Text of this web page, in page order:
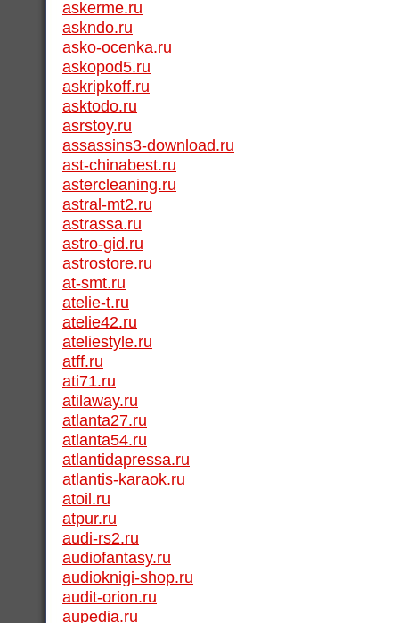
askerme.ru
askndo.ru
asko-ocenka.ru
askopod5.ru
askripkoff.ru
asktodo.ru
asrstoy.ru
assassins3-download.ru
ast-chinabest.ru
astercleaning.ru
astral-mt2.ru
astrassa.ru
astro-gid.ru
astrostore.ru
at-smt.ru
atelie-t.ru
atelie42.ru
ateliestyle.ru
atff.ru
ati71.ru
atilaway.ru
atlanta27.ru
atlanta54.ru
atlantidapressa.ru
atlantis-karaok.ru
atoil.ru
atpur.ru
audi-rs2.ru
audiofantasy.ru
audioknigi-shop.ru
audit-orion.ru
aupedia.ru